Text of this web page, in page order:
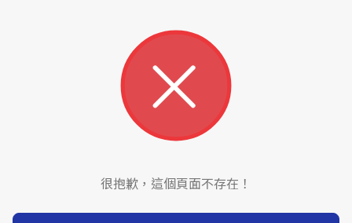
很抱歉，這個頁面不存在！